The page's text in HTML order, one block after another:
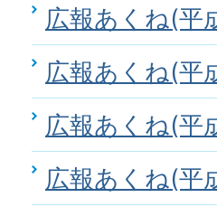
広報あくね(平
広報あくね(平
広報あくね(平
広報あくね(平